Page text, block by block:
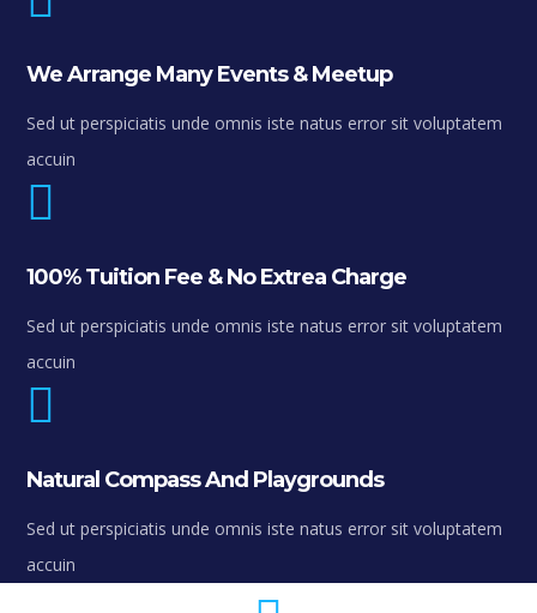
We Arrange Many Events & Meetup
Sed ut perspiciatis unde omnis iste natus error sit voluptatem
accuin
100% Tuition Fee & No Extrea Charge
Sed ut perspiciatis unde omnis iste natus error sit voluptatem
accuin
Natural Compass And Playgrounds
Sed ut perspiciatis unde omnis iste natus error sit voluptatem
accuin